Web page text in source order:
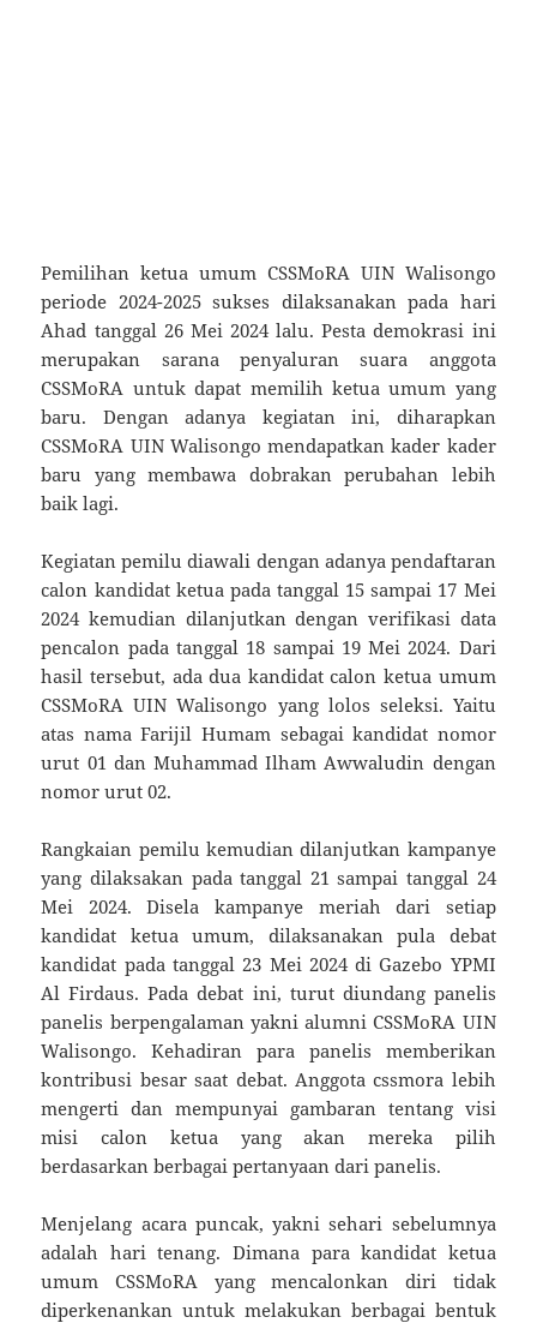
Pemilihan ketua umum CSSMoRA UIN Walisongo
periode 2024-2025 sukses dilaksanakan pada hari
Ahad tanggal 26 Mei 2024 lalu. Pesta demokrasi ini
merupakan sarana penyaluran suara anggota
CSSMoRA untuk dapat memilih ketua umum yang
baru. Dengan adanya kegiatan ini, diharapkan
CSSMoRA UIN Walisongo mendapatkan kader kader
baru yang membawa dobrakan perubahan lebih
baik lagi.
Kegiatan pemilu diawali dengan adanya pendaftaran
calon kandidat ketua pada tanggal 15 sampai 17 Mei
2024 kemudian dilanjutkan dengan verifikasi data
pencalon pada tanggal 18 sampai 19 Mei 2024. Dari
hasil tersebut, ada dua kandidat calon ketua umum
CSSMoRA UIN Walisongo yang lolos seleksi. Yaitu
atas nama Farijil Humam sebagai kandidat nomor
urut 01 dan Muhammad Ilham Awwaludin dengan
nomor urut 02.
Rangkaian pemilu kemudian dilanjutkan kampanye
yang dilaksakan pada tanggal 21 sampai tanggal 24
Mei 2024. Disela kampanye meriah dari setiap
kandidat ketua umum, dilaksanakan pula debat
kandidat pada tanggal 23 Mei 2024 di Gazebo YPMI
Al Firdaus. Pada debat ini, turut diundang panelis
panelis berpengalaman yakni alumni CSSMoRA UIN
Walisongo. Kehadiran para panelis memberikan
kontribusi besar saat debat. Anggota cssmora lebih
mengerti dan mempunyai gambaran tentang visi
misi calon ketua yang akan mereka pilih
berdasarkan berbagai pertanyaan dari panelis.
Menjelang acara puncak, yakni sehari sebelumnya
adalah hari tenang. Dimana para kandidat ketua
umum CSSMoRA yang mencalonkan diri tidak
diperkenankan untuk melakukan berbagai bentuk